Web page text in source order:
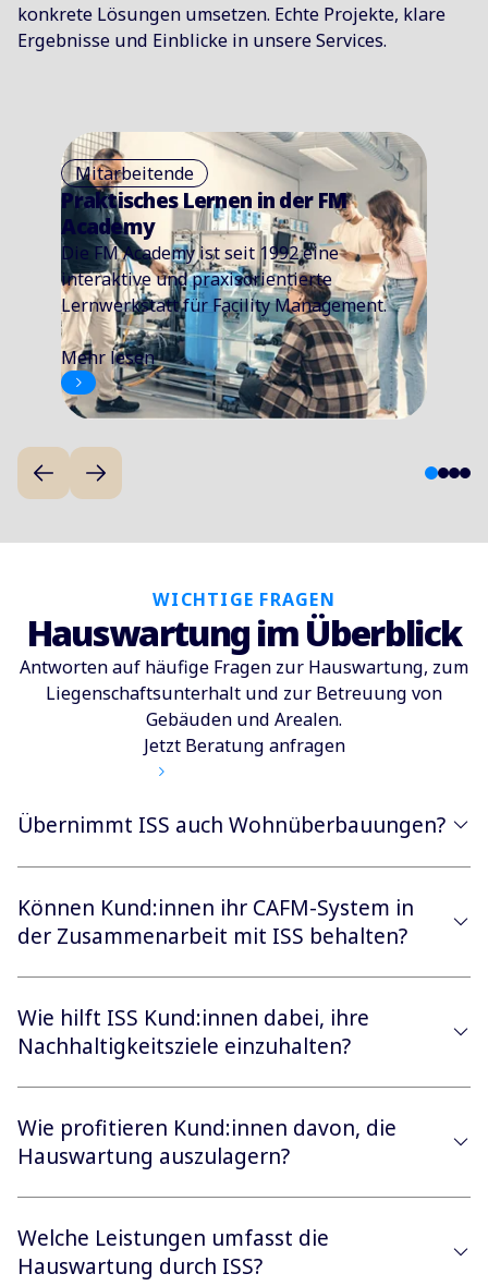
konkrete Lösungen umsetzen. Echte Projekte, klare
Ergebnisse und Einblicke in unsere Services.
Mitarbeitende
Praktisches Lernen in der FM
Academy
Die FM Academy ist seit 1992 eine
interaktive und praxisorientierte
Lernwerkstatt für Facility Management.
Mehr lesen
1234
WICHTIGE FRAGEN
Hauswartung im Überblick
Antworten auf häufige Fragen zur Hauswartung, zum
Liegenschaftsunterhalt und zur Betreuung von
Gebäuden und Arealen.
Jetzt Beratung anfragen
Übernimmt ISS auch Wohnüberbauungen?
Können Kund:innen ihr CAFM-System in
der Zusammenarbeit mit ISS behalten?
Wie hilft ISS Kund:innen dabei, ihre
Nachhaltigkeitsziele einzuhalten?
Wie profitieren Kund:innen davon, die
Hauswartung auszulagern?
Welche Leistungen umfasst die
Hauswartung durch ISS?